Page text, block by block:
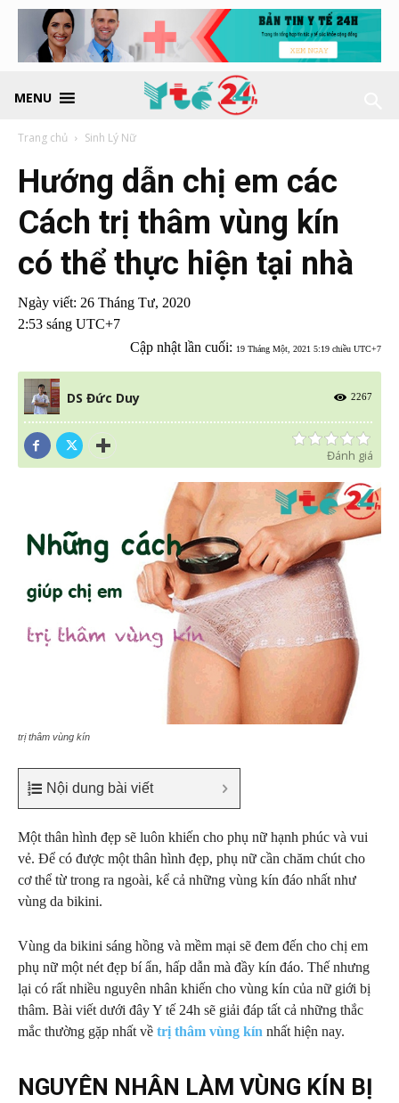
MENU
Trang chủ Sinh Lý Nữ
Hướng dẫn chị em các
Cách trị thâm vùng kín
có thể thực hiện tại nhà
Ngày viết: 26 Tháng Tư, 2020
2:53 sáng UTC+7
Cập nhật lần cuối: 19 Tháng Một, 2021 5:19 chiều UTC+7
DS Đức Duy 2267
Đánh giá
trị thâm vùng kín
Nội dung bài viết
Một thân hình đẹp sẽ luôn khiến cho phụ nữ hạnh phúc và vui
vẻ. Để có được một thân hình đẹp, phụ nữ cần chăm chút cho
cơ thể từ trong ra ngoài, kể cả những vùng kín đáo nhất như
vùng da bikini.
Vùng da bikini sáng hồng và mềm mại sẽ đem đến cho chị em
phụ nữ một nét đẹp bí ẩn, hấp dẫn mà đầy kín đáo. Thế nhưng
lại có rất nhiều nguyên nhân khiến cho vùng kín của nữ giới bị
thâm. Bài viết dưới đây Y tế 24h sẽ giải đáp tất cả những thắc
mắc thường gặp nhất về trị thâm vùng kín nhất hiện nay.
NGUYÊN NHÂN LÀM VÙNG KÍN BỊ